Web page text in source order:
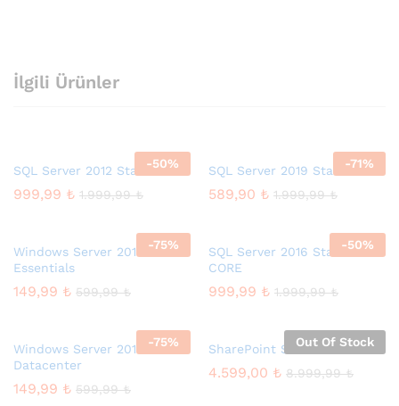
İlgili Ürünler
-50%
SQL Server 2012 Standard
999,99 ₺ 1.999,99₺
-71%
SQL Server 2019 Standard
589,90 ₺ 1.999,99₺
-75%
Windows Server 2012
Essentials
149,99 ₺ 599,99₺
-50%
SQL Server 2016 Standard 2
CORE
999,99 ₺ 1.999,99₺
-75%
Windows Server 2012 R2
Datacenter
149,99 ₺ 599,99₺
Out Of Stock
SharePoint Server 2019
4.599,00 ₺ 8.999,99₺